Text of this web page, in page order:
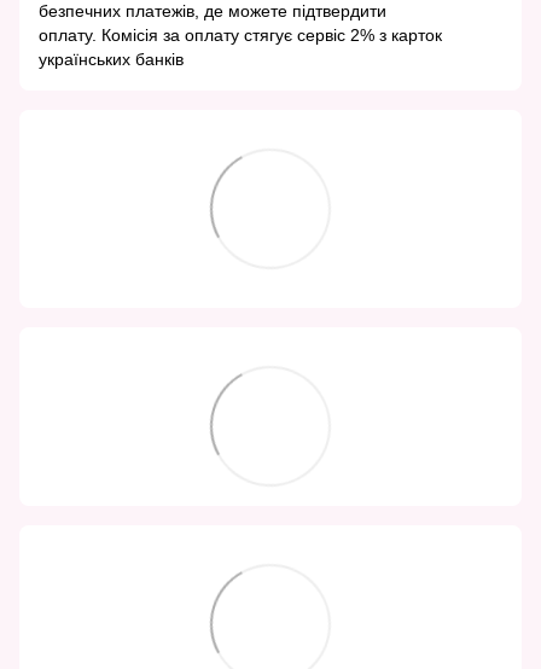
безпечних платежів, де можете підтвердити
оплату. Комісія за оплату стягує сервіс 2% з карток
українських банків